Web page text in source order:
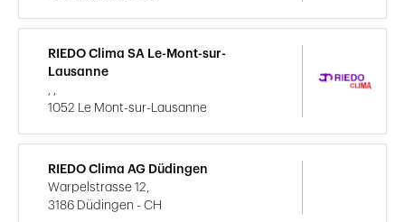
RIEDO Clima SA Le-Mont-sur-
Lausanne
1052 Le Mont-sur-Lausanne
RIEDO Clima AG Düdingen
Warpelstrasse 12,
3186 Düdingen - CH